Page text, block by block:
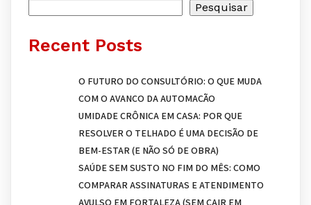
Pesquisar
Recent Posts
O FUTURO DO CONSULTÓRIO: O QUE MUDA
COM O AVANÇO DA AUTOMAÇÃO
UMIDADE CRÔNICA EM CASA: POR QUE
RESOLVER O TELHADO É UMA DECISÃO DE
BEM-ESTAR (E NÃO SÓ DE OBRA)
SAÚDE SEM SUSTO NO FIM DO MÊS: COMO
COMPARAR ASSINATURAS E ATENDIMENTO
AVULSO EM FORTALEZA (SEM CAIR EM